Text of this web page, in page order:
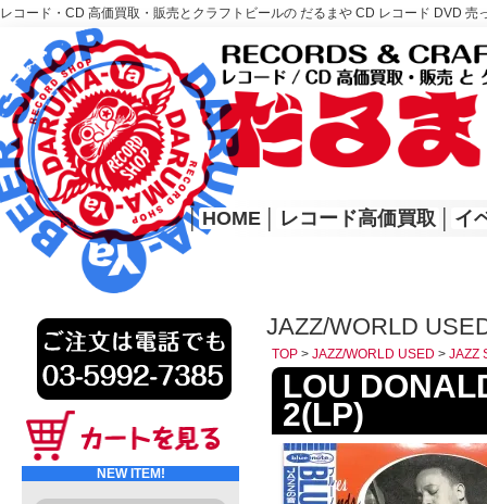
レコード・CD 高価買取・販売とクラフトビールの だるまや CD レコード DVD
レコード高価買取はこちら
HOME
│ HOME レコード高価買取 イ
NEW ITEM!
JAZZ/WORLD
TOP > JAZZ/WORLD USED > JAZZ
LOU
2(LP)